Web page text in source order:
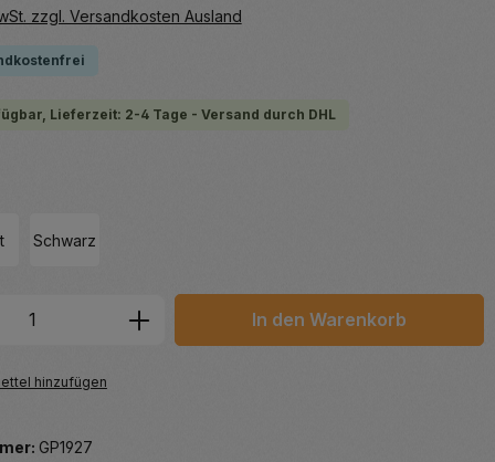
zzgl. Versandkosten Ausland
Lieferzeit: 2-4 Tage - Versand durch DHL
Schwarz
Gib den gewünschten Wert
In den Warenkorb
hinzufügen
GP1927